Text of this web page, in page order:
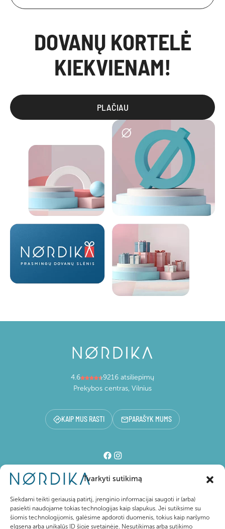
Tvarkyti sutikimą
Siekdami teikti geriausią patirtį, įrenginio informacijai saugoti ir (arba)
pasiekti naudojame tokias technologijas kaip slapukus. Jei sutiksime su
šiomis technologijomis, galėsime apdoroti duomenis, tokius kaip naršymo
elgsena arba unikalūs ID šioje svetainėje. Nesutikimas arba sutikimo
DOVANŲ KORTELĖ
KIEKVIENAM!
PLAČIAU
4.6
9216 atsiliepimų
Prekybos centras, Vilnius
KAIP MUS RASTI PARAŠYK MUMS
Lankytojams